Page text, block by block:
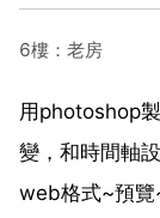
6樓：老房
用photoshop
變，和時間軸
web格式~預